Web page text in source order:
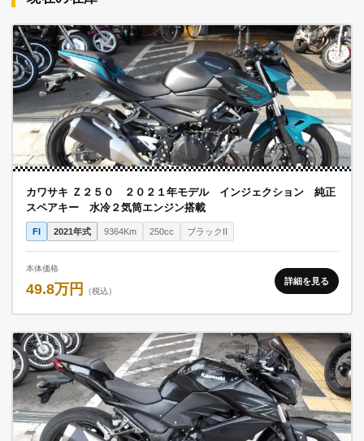
カワサキ Ｚ２５０ ２０２１年モデル インジェクション 純正
スペアキー 水冷２気筒エンジン搭載
FI 2021年式 9364Km 250cc ブラックII
本体価格
49.8万円 （税込）
詳細を見る